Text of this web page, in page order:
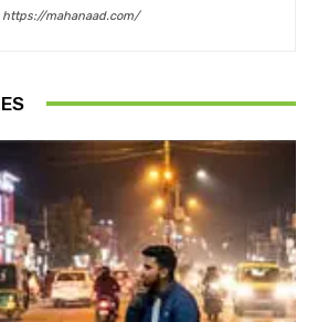
https://mahanaad.com/